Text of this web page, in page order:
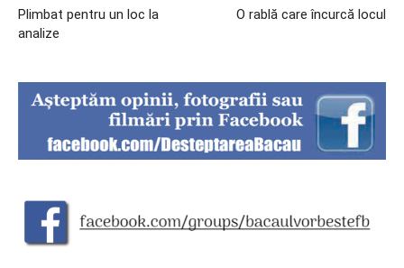
Plimbat pentru un loc la
analize
O rablă care încurcă locul